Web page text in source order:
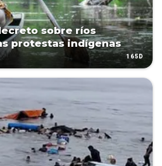
sobre ríos
protestas indígenas
165D